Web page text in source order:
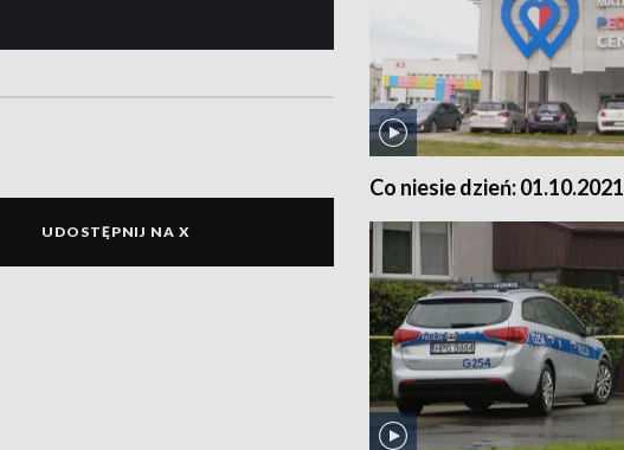
UDOSTĘPNIJ NA X
Co niesie dzień: 01.10.2021